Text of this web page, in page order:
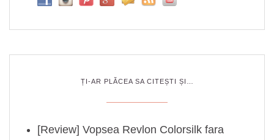
ȚI-AR PLĂCEA SA CITEȘTI ȘI…
[Review] Vopsea Revlon Colorsilk fara